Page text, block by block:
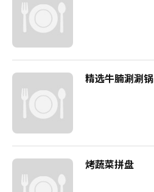
精选牛腩涮涮锅
烤蔬菜拼盘